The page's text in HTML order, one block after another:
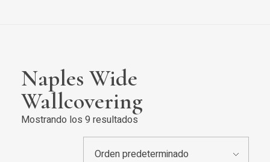
Naples Wide
Wallcovering
Mostrando los 9 resultados